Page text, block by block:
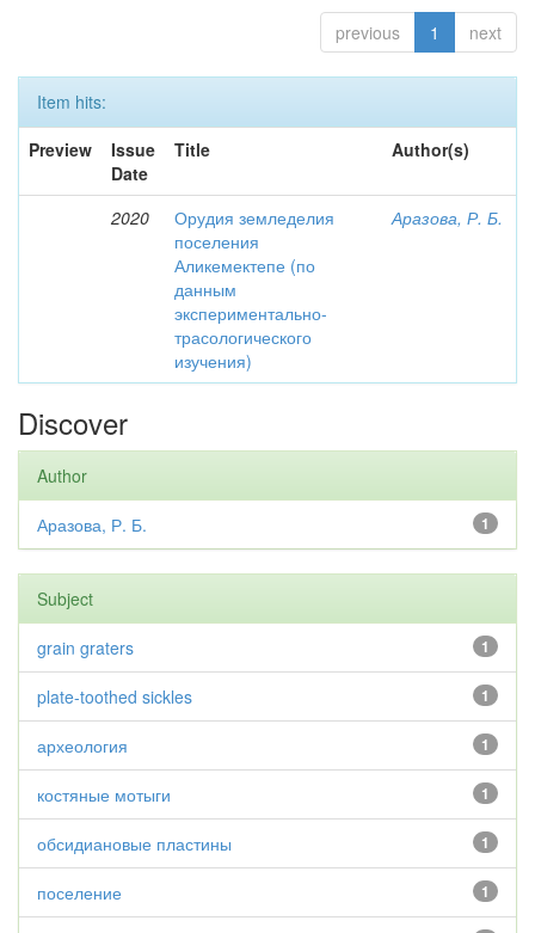
previous 1 next
Item hits:
Preview
Issue
Date
Title Author(s)
2020
Орудия земледелия
поселения
Аликемектепе (по
данным
экспериментально-
трасологического
изучения)
Аразова, Р. Б.
Discover
Author
1
Аразова, Р. Б.
Subject
1
grain graters
1
plate-toothed sickles
1
археология
1
костяные мотыги
1
обсидиановые пластины
1
поселение